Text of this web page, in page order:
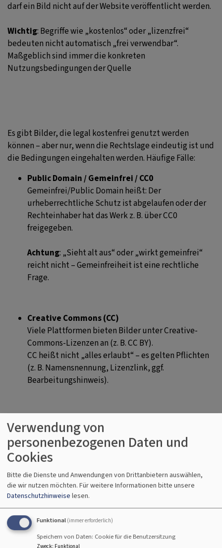
darf ein Bild nicht auf der Website veröffentlicht werden.
Wichtig: Begriffe wie „kostenlos“ oder „lizenzfrei“
bedeuten nicht automatisch „frei verwendbar“.
Maßgeblich sind immer die konkreten
Nutzungsbedingungen der Quelle
Es gibt Bilder, die legal kostenfrei genutzt werden
können – aber nur, wenn die Rechtslage eindeutig ist und
die Bedingungen eingehalten werden. Häufige Fälle:
Public Domain / Gemeinfrei / CC0
Gemeinfrei/Public Domain heißt: Der
urheberrechtliche Schutz ist abgelaufen oder der
Rechteinhaber hat das Werk z. B. über CC0
freigegeben.
Achtung: „Sieht alt aus“ oder „wirkt gemeinfrei“
reicht nicht – Gemeinfreiheit ist eine rechtliche
Frage.
Creative Commons (CC)
Viele Plattformen bieten Bilder unter Creative-
Commons-Lizenzen an (z. B. CC BY).
CC heißt nicht „alles erlaubt“ – es gelten Pflichten
(z. B. Namensnennung, Lizenzlink, ggf.
Bearbeitungshinweis).
Eigene Fotos
Wenn Sie Fotos selbst gemacht haben, sind Sie zwar
in der Regel Urheber – trotzdem können
zusätzliche Rechte betroffen sein, z. B.:
• Recht am eigenen Bild (erkennbare Personen)
• Hausrecht/Veranstalterregeln (z. B. Innenräume,
Events)
• Marken/Logos/Kunstwerke im Motiv (je nach Fall)
Faustregel
Verwendung von
personenbezogenen Daten und
Cookies
Bitte die Dienste und Anwendungen von Drittanbietern auswählen,
die wir nutzen möchten. Für weitere Informationen bitte unsere
Datenschutzhinweise lesen.
Funktional (immer erforderlich)
Speichern von Daten: Cookie für die Benutzersitzung
Zweck: Funktional